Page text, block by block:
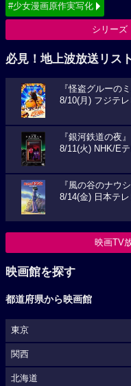
#少女漫画原作実写化
シリーズ
必見！地上波放送リスト
『怪盗グルーの
8/10(月) フジテ
『銀河鉄道の夜』
8/11(火) NHK/E
『風の谷のナウシ
8/14(金) 日本テ
映画TV
映画館を探す
都道府県から映画館
東京
関西
北海道